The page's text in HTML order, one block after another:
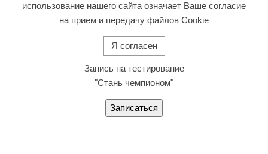
использование нашего сайта означает Ваше согласие
на прием и передачу файлов Cookie
Я согласен
Запись на тестирование
"Стань чемпионом"
Записаться